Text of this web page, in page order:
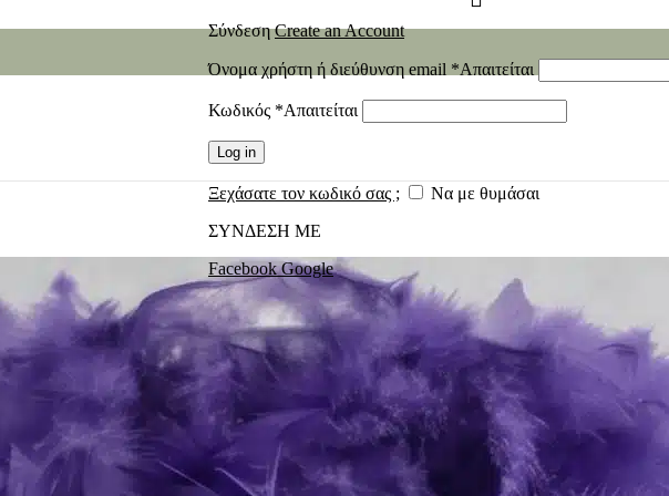
ΣύνδεσηCreate an Account
Όνομα χρήστη ή διεύθυνση email *Απαιτείται
Κωδικός *Απαιτείται
Log in
Ξεχάσατε τον κωδικό σας ;
Να με θυμάσαι
ΣΥΝΔΕΣΗ ΜΕ
FacebookGoogle